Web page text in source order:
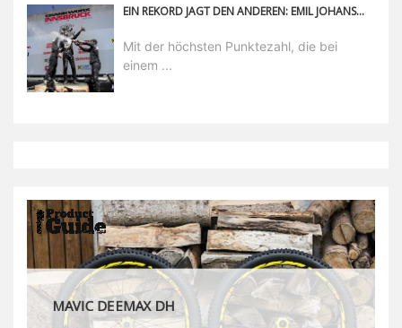
EIN REKORD JAGT DEN ANDEREN: EMIL JOHANSSON GEWINNT ZUM DRITTEN MAL IN INNSBRUCK - DIE GRÖSSTE CROWD SEIT BESTEHEN DES EVENTS FEIERT AM HEISSESTEN TAG DES JAHRES
Mit der höchsten Punktezahl, die bei
einem ...
MAVIC DEEMAX PRO